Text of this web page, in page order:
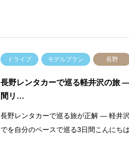
ドライブ モデルプラン 長野
長野レンタカーで巡る軽井沢の旅
間リ…
長野レンタカーで巡る旅が正解 — 軽井
でを自分のペースで巡る3日間こんにち